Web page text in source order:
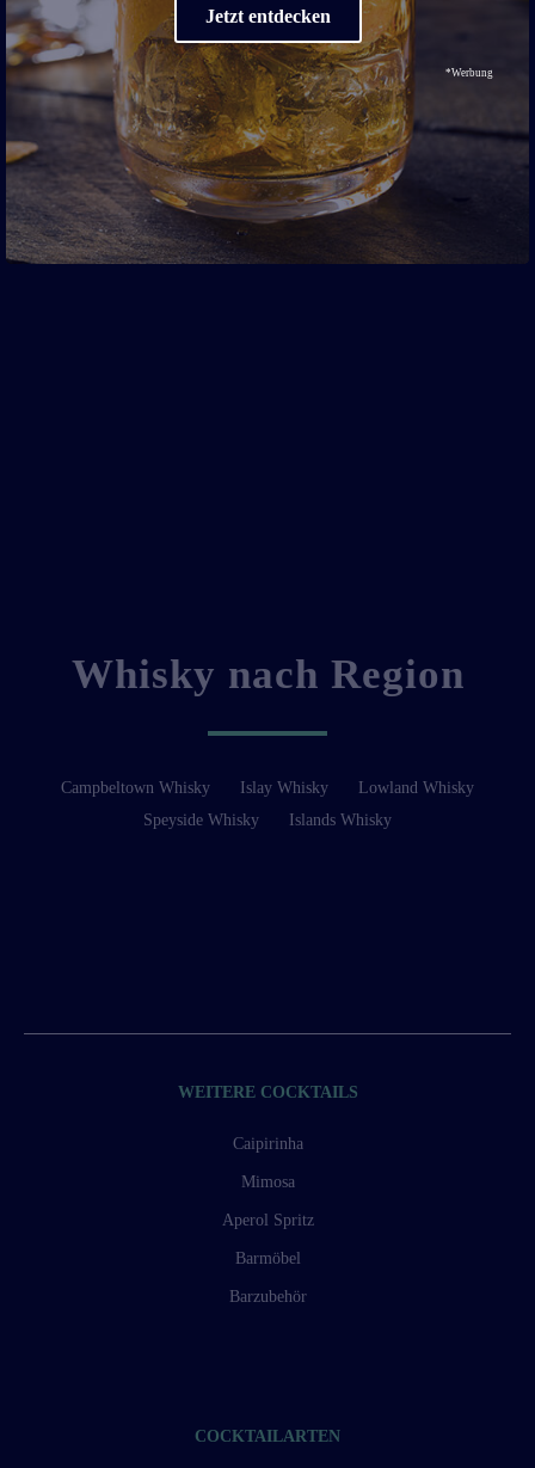
Whisky nach Region
Campbeltown Whisky Islay Whisky
Lowland Whisky
Speyside Whisky
Islands Whisky
WEITERE COCKTAILS
Caipirinha
Mimosa
Aperol Spritz
Barmöbel
Barzubehör
COCKTAILARTEN
Jetzt entdecken
*Werbung